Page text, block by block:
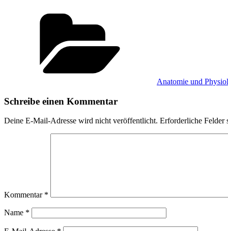
Anatomie und
Schreibe einen Kommentar
Deine E-Mail-Adresse wird nicht veröffentlicht. Erforderliche Felder
Kommentar *
Name *